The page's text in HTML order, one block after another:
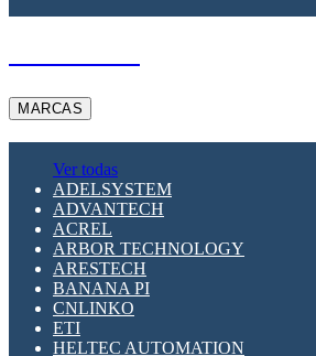
MARCAS
Ver todas
ADELSYSTEM
ADVANTECH
ACREL
ARBOR TECHNOLOGY
ARESTECH
BANANA PI
CNLINKO
ETI
HELTEC AUTOMATION